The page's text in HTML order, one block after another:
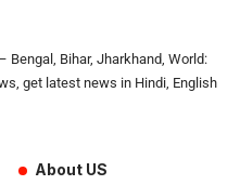
Bengal, Bihar, Jharkhand, World:
get latest news in Hindi, English
About US